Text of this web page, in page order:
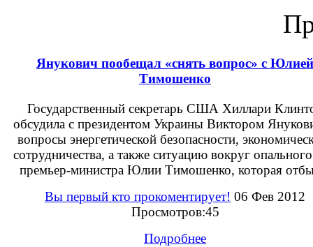
Янукович пообещал «снять вопрос» с Юлией
Тимошенко
Государственный секретарь США Хиллари
обсудила с президентом Украины Виктором
вопросы энергетической безопасности,
сотрудничества, а также ситуацию вокруг
премьер-министра Юлии Тимошенко, которая
Вы первый кто прокоментирует! 06 Фев 2012
Просмотров:45
Подробнее